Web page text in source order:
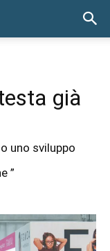
già
uno sviluppo
”